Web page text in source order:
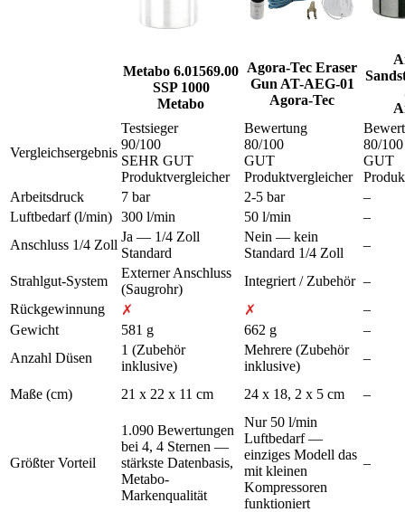
Metabo 6.01569.00
SSP 1000
Metabo
Agora-Tec Eraser
Gun AT-AEG-01
Agora-Tec
Vergleichsergebnis
Testsieger
90/100
SEHR GUT
Produktvergleicher
Bewertung
80/100
GUT
Produktvergleicher
80/100
GUT
Arbeitsdruck
7 bar 2-5 bar
–
Luftbedarf (l/min) 300 l/min 50 l/min
–
Anschluss 1/4 Zoll
Ja — 1/4 Zoll
Standard
Nein — kein
Standard 1/4 Zoll
–
Strahlgut-System
Externer Anschluss
(Saugrohr)
Integriert / Zubehör –
Rückgewinnung
✗ ✗
–
Gewicht
581 g 662 g
–
Anzahl Düsen
1 (Zubehör
inklusive)
Mehrere (Zubehör
inklusive)
–
Maße (cm) 21 x 22 x 11 cm 24 x 18, 2 x 5 cm –
Größter Vorteil
1.090 Bewertungen
bei 4, 4 Sternen —
stärkste Datenbasis,
Metabo-
Markenqualität
Nur 50 l/min
Luftbedarf —
einziges Modell das
mit kleinen
Kompressoren
funktioniert
–